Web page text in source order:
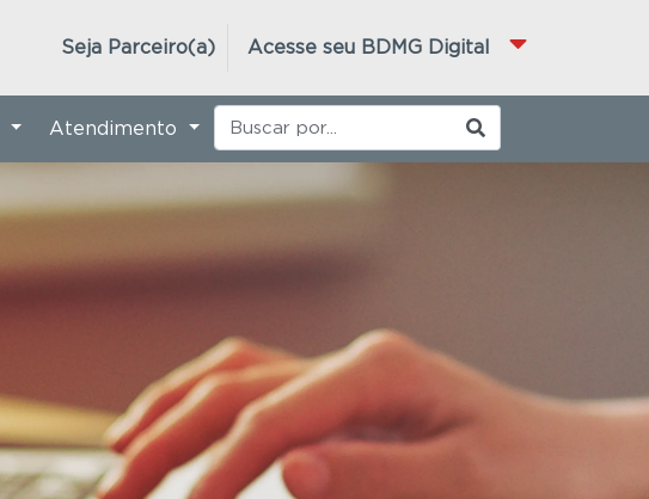
Acesse seu BDMG Digital
Seja Parceiro(a)
Atendimento